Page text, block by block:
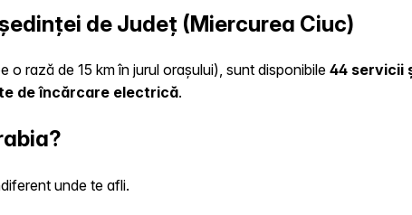
de Județ (Miercurea Ciuc)
o rază de 15 km în jurul orașului), sunt disponibile44 servicii
de încărcare electrică.
unde te afli.